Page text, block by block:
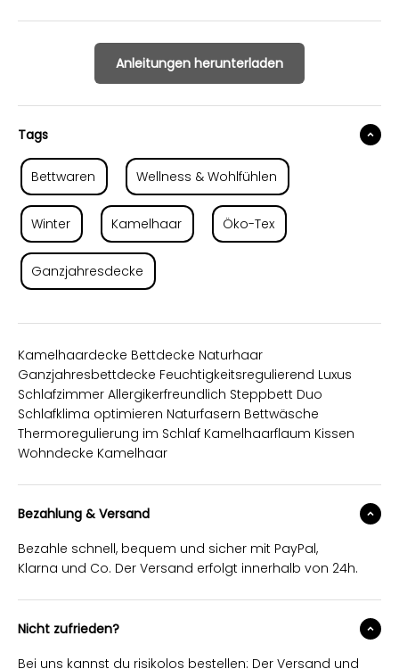
Anleitungen herunterladen
Tags
Bettwaren Wellness & Wohlfühlen
Winter Kamelhaar Öko-Tex
Ganzjahresdecke
Kamelhaardecke Bettdecke Naturhaar
Ganzjahresbettdecke Feuchtigkeitsregulierend Luxus
Schlafzimmer Allergikerfreundlich Steppbett Duo
Schlafklima optimieren Naturfasern Bettwäsche
Thermoregulierung im Schlaf Kamelhaarflaum Kissen
Wohndecke Kamelhaar
Bezahlung & Versand
Bezahle schnell, bequem und sicher mit PayPal,
Klarna und Co. Der Versand erfolgt innerhalb von 24h.
Nicht zufrieden?
Bei uns kannst du risikolos bestellen: Der Versand und